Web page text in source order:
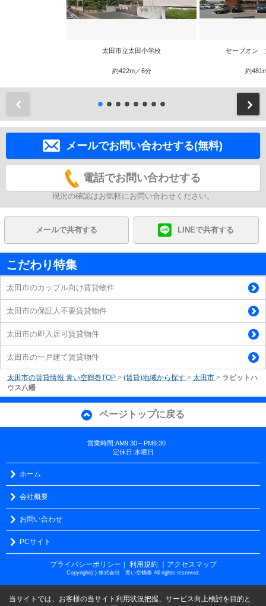
太田市立太田小学校
約422m／6分
セーブオン
約
メールでお問い合わせする(無料)
電話でお問い合わせする
現況の確認はお気軽にお問い合わせください。
メールで共有する LINEで共有する
こだわり特集
太田市のカップル向け賃貸物件
太田市の保証人不要賃貸物件
太田市の即入居可賃貸物件
太田市の一戸建て賃貸物件
太田市の賃貸情報 青い空鶴巻TOP > (賃貸)地域から探す > 太田市 > ラビットハ
ウス八幡
ページトップに戻る
営業時間:AM9:30～PM6:30
定休日:水曜日
ホーム
会社概要
お問い合わせ
PCサイト
プライバシーポリシー 利用規約 ｜アクセスマップ
Copyright(c) 株式会社 青い空鶴巻 All rights reserved.
当サイトでは、お客様の当サイト利用状況把握、サービス向上検討を目的と